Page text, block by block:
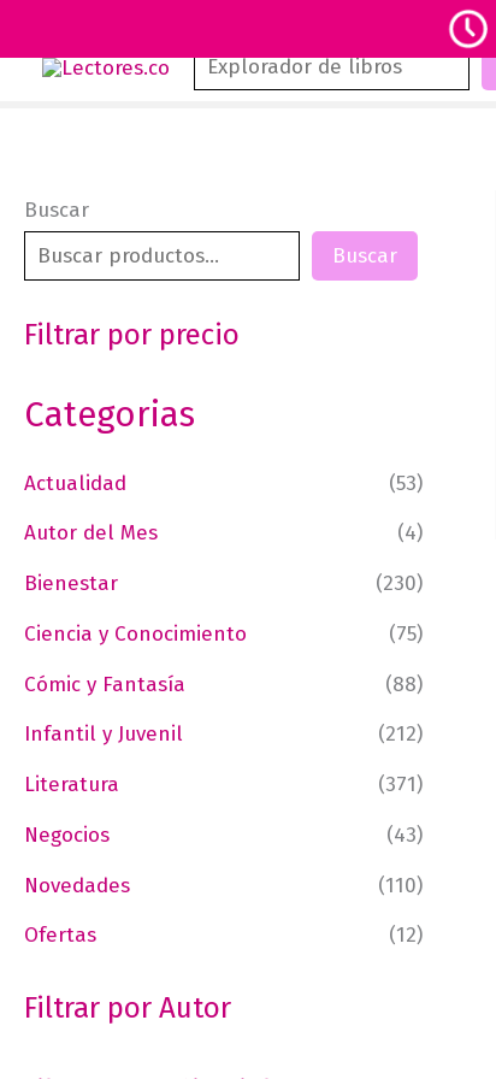
Buscar
Buscar
Buscar
Filtrar por precio
Categorias
Actualidad
(53)
Autor del Mes
(4)
Bienestar
(230)
Ciencia y Conocimiento
(75)
Cómic y Fantasía
(88)
Infantil y Juvenil
(212)
Literatura
(371)
Negocios
(43)
Novedades
(110)
Ofertas
(12)
Filtrar por Autor